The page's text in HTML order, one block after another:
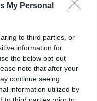
My Personal
to third parties, or
information for
the below opt-out
note that after your
continue seeing
information utilized by